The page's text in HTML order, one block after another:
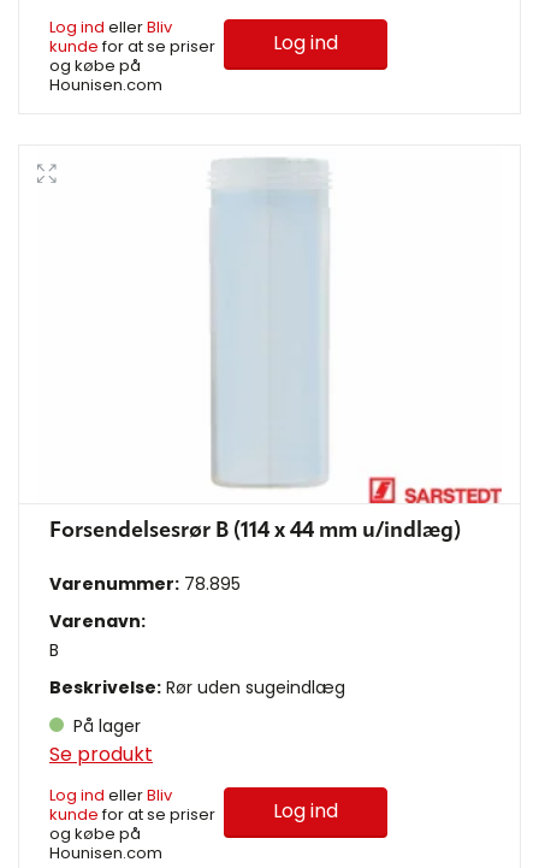
Log ind ellerBliv
kundefor at se priser
og købe på
Hounisen.com
Log ind
Forsendelsesrør B (114 x 44 mm u/indlæg)
Varenummer: 78.895
Varenavn:
B
Beskrivelse: Rør uden sugeindlæg
På lager
Se produkt
Log ind ellerBliv
kundefor at se priser
og købe på
Hounisen.com
Log ind